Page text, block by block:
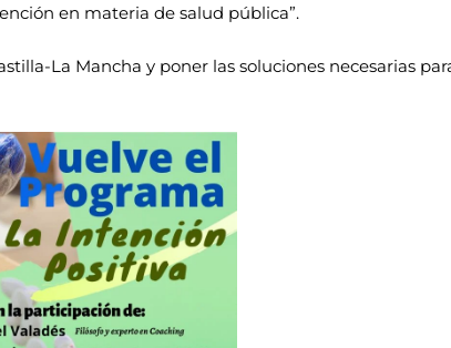
en materia de salud pública”.
La Mancha y poner las soluciones necesarias